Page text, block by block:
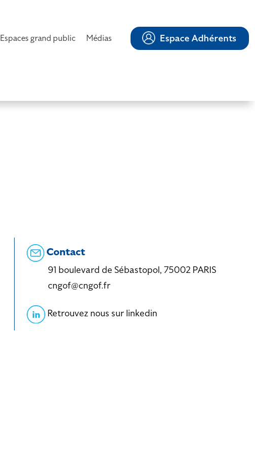
Espaces grand public Médias Espace Adhérents
Contact
91 boulevard de Sébastopol, 75002 PARIS
cngof@cngof.fr
Retrouvez nous sur linkedin